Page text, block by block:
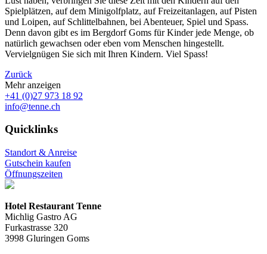
Spielplätzen, auf dem Minigolfplatz, auf Freizeitanlagen, auf Pisten
und Loipen, auf Schlittelbahnen, bei Abenteuer, Spiel und Spass.
Denn davon gibt es im Bergdorf Goms für Kinder jede Menge, ob
natürlich gewachsen oder eben vom Menschen hingestellt.
Vervielgnügen Sie sich mit Ihren Kindern. Viel Spass!
Zurück
Mehr anzeigen
+41 (0)27 973 18 92
info@tenne.ch
Quicklinks
Standort & Anreise
Gutschein kaufen
Öffnungszeiten
Hotel Restaurant Tenne
Michlig Gastro AG
Furkastrasse 320
3998 Gluringen Goms